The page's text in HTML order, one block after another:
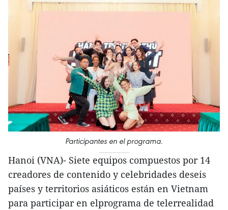
Participantes en el programa.
Hanoi (VNA)- Siete equipos compuestos por 14
creadores de contenido y celebridades deseis
países y territorios asiáticos están en Vietnam
para participar en elprograma de telerrealidad